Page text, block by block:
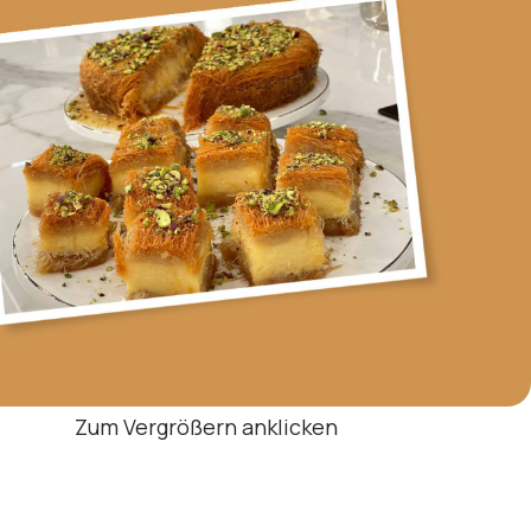
Zum Vergrößern anklicken